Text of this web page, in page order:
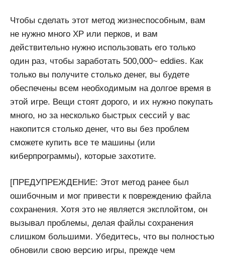
Чтобы сделать этот метод жизнеспособным, вам
не нужно много XP или перков, и вам
действительно нужно использовать его только
один раз, чтобы заработать 500,000~ eddies. Как
только вы получите столько денег, вы будете
обеспечены всем необходимым на долгое время в
этой игре. Вещи стоят дорого, и их нужно покупать
много, но за несколько быстрых сессий у вас
накопится столько денег, что вы без проблем
сможете купить все те машины (или
киберпрограммы), которые захотите.
[ПРЕДУПРЕЖДЕНИЕ: Этот метод ранее был
ошибочным и мог привести к повреждению файла
сохранения. Хотя это не является эксплойтом, он
вызывал проблемы, делая файлы сохранения
слишком большими. Убедитесь, что вы полностью
обновили свою версию игры, прежде чем